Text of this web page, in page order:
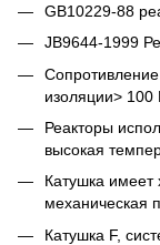
GB10229-88
JB9644-1999
изоляции>
Реакторы
высокая
Катушка
механическая
Катушка F,